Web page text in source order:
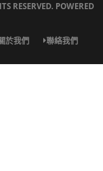
RESERVED. POWERED
於我們 聯絡我們